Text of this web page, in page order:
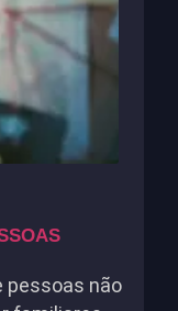
pessoas não